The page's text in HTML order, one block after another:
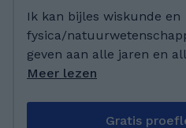
Ik kan bijles wiskunde en
fysica/
geven aan alle jaren en
met het einde van het
Meer lezen
Gratis